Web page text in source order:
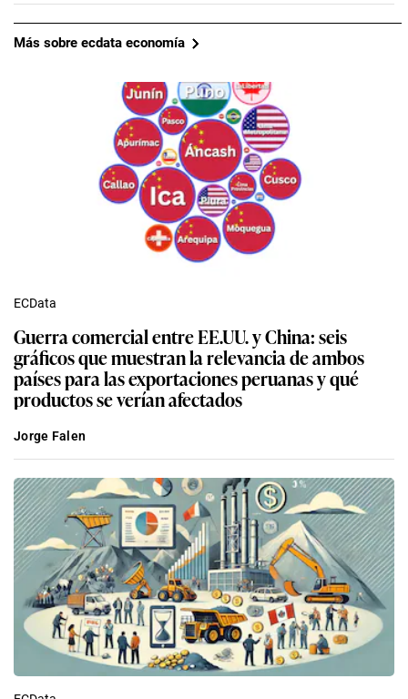
Más sobre ecdata economía
ECData
Guerra comercial entre EE.UU. y China: seis
gráficos que muestran la relevancia de ambos
países para las exportaciones peruanas y qué
productos se verían afectados
Jorge Falen